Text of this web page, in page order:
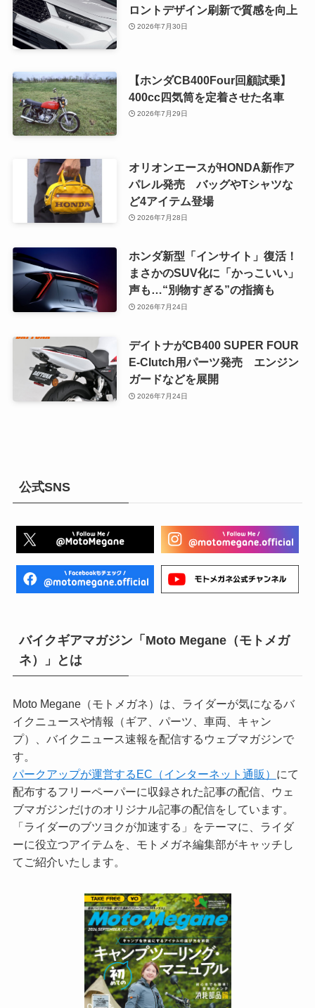
ロントデザイン刷新で質感を向上
2026年7月30日
【ホンダCB400Four回顧試乗】
400cc四気筒を定着させた名車
2026年7月29日
オリオンエースがHONDA新作ア
パレル発売 バッグやTシャツな
ど4アイテム登場
2026年7月28日
ホンダ新型「インサイト」復活！
まさかのSUV化に「かっこいい」
声も…“別物すぎる”の指摘も
2026年7月24日
デイトナがCB400 SUPER FOUR
E-Clutch用パーツ発売 エンジン
ガードなどを展開
2026年7月24日
公式SNS
バイクギアマガジン「Moto Megane（モトメガ
ネ）」とは
Moto Megane（モトメガネ）は、ライダーが気になるバ
イクニュースや情報（ギア、パーツ、車両、キャン
プ）、バイクニュース速報を配信するウェブマガジンで
す。
パークアップが運営するEC（インターネット通販） にて
配布するフリーペーパーに収録された記事の配信、ウェ
ブマガジンだけのオリジナル記事の配信をしています。
「ライダーのブツヨクが加速する」をテーマに、ライダ
ーに役立つアイテムを、モトメガネ編集部がキャッチし
てご紹介いたします。